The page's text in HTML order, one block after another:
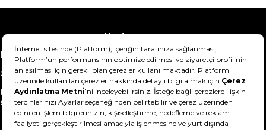
Yardım
Mesafeli Satış Sözleşmesi
Teslimat Bilgisi
Gizlilik Sözleşmesi
Şartlar & Koşullar
Ürünümü nasıl iade
edebilirim?
Hakkımızda